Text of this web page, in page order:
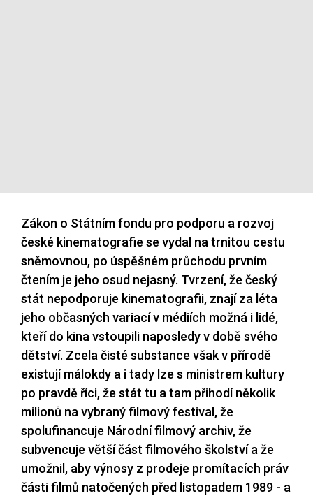
Zákon o Státním fondu pro podporu a rozvoj
české kinematografie se vydal na trnitou cestu
sněmovnou, po úspěšném průchodu prvním
čtením je jeho osud nejasný. Tvrzení, že český
stát nepodporuje kinematografii, znají za léta
jeho občasných variací v médiích možná i lidé,
kteří do kina vstoupili naposledy v době svého
dětství. Zcela čisté substance však v přírodě
existují málokdy a i tady lze s ministrem kultury
po pravdě říci, že stát tu a tam přihodí několik
milionů na vybraný filmový festival, že
spolufinancuje Národní filmový archiv, že
subvencuje větší část filmového školství a že
umožnil, aby výnosy z prodeje promítacích práv
části filmů natočených před listopadem 1989 - a